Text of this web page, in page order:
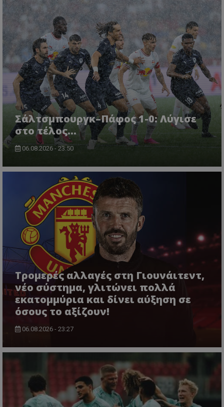
Σάλτσμπουργκ–Πάφος 1-0: Λύγισε
στο τέλος...
06.08.2026 - 23:50
Τρομερές αλλαγές στη Γιουνάιτεντ,
νέο σύστημα, γλιτώνει πολλά
εκατομμύρια και δίνει αύξηση σε
όσους το αξίζουν!
06.08.2026 - 23:27